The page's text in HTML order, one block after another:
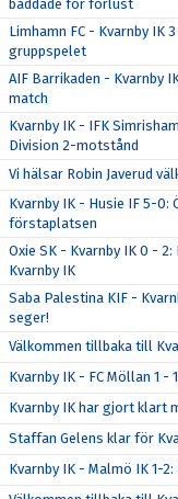
bäddade för förlust
Limhamn FC - Kvarnby IK
gruppspelet
AIF Barrikaden - Kvarnby
match
Kvarnby IK - IFK
Division 2-motstånd
Vi hälsar Robin Javerud
Kvarnby IK - Husie IF 5-
förstaplatsen
Oxie SK - Kvarnby IK 0 -
Kvarnby IK
Saba Palestina KIF -
seger!
Välkommen tillbaka till
Kvarnby IK - FC Möllan 1
Kvarnby IK har gjort klart
Staffan Gelens klar för
Kvarnby IK - Malmö IK 1-